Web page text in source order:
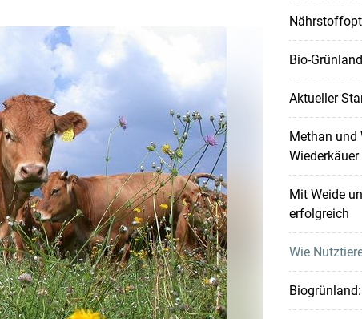
Bio-
Aktueller
Methan und
Mit Weide
erfolgreich
Wie